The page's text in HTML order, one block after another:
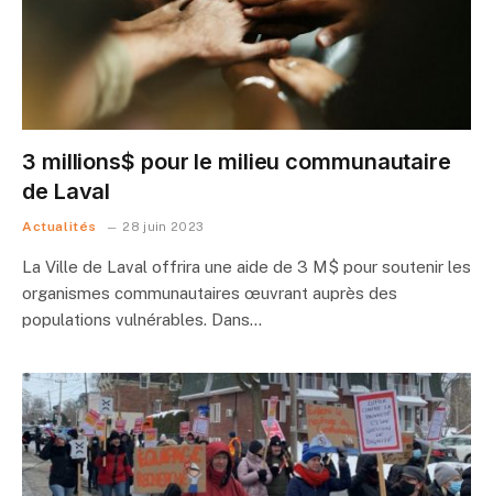
3 millions$ pour le milieu communautaire
de Laval
Actualités 28 juin 2023
La Ville de Laval offrira une aide de 3 M$ pour soutenir les
organismes communautaires œuvrant auprès des
populations vulnérables. Dans…